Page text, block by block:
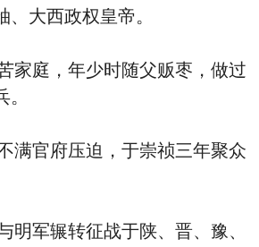
大西政权皇帝。
家庭，年少时随父贩枣，做过
满官府压迫，于崇祯三年聚众
军辗转征战于陕、晋、豫、